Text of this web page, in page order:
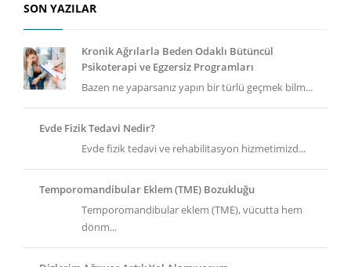
SON YAZILAR
Kronik Ağrılarla Beden Odaklı Bütüncül
Psikoterapi ve Egzersiz Programları
Bazen ne yaparsanız yapın bir türlü geçmek bilm...
Evde Fizik Tedavi Nedir?
Evde fizik tedavi ve rehabilitasyon hizmetimizd...
Temporomandibular Eklem (TME) Bozukluğu
Temporomandibular eklem (TME), vücutta hem
dönm...